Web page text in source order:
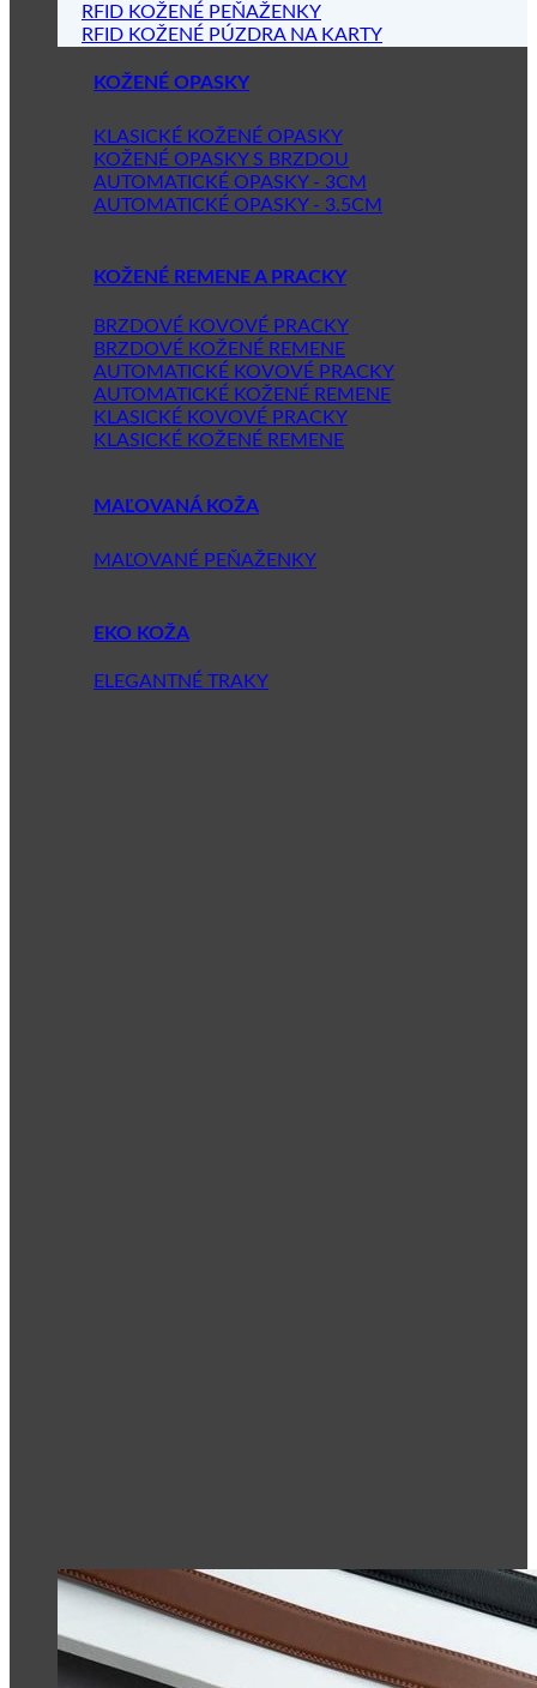
RFID KOŽENÉ PEŇAŽENKY
RFID KOŽENÉ PÚZDRA NA KARTY
KOŽENÉ OPASKY
KLASICKÉ KOŽENÉ OPASKY
KOŽENÉ OPASKY S BRZDOU
AUTOMATICKÉ OPASKY - 3CM
AUTOMATICKÉ OPASKY - 3.5CM
KOŽENÉ REMENE A PRACKY
BRZDOVÉ KOVOVÉ PRACKY
BRZDOVÉ KOŽENÉ REMENE
AUTOMATICKÉ KOVOVÉ PRACKY
AUTOMATICKÉ KOŽENÉ REMENE
KLASICKÉ KOVOVÉ PRACKY
KLASICKÉ KOŽENÉ REMENE
MAĽOVANÁ KOŽA
MAĽOVANÉ PEŇAŽENKY
EKO KOŽA
ELEGANTNÉ TRAKY